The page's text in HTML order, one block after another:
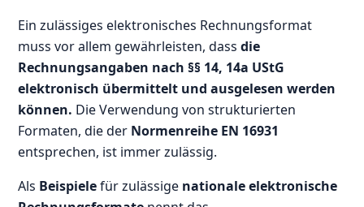
Ein zulässiges elektronisches Rechnungsformat
muss vor allem gewährleisten, dassdie
Rechnungsangaben nach §§ 14, 14a UStG
elektronisch übermittelt und ausgelesen werden
können. Die Verwendung von strukturierten
Formaten, die der Normenreihe EN 16931
entsprechen, ist immer zulässig.
Als Beispielefür zulässige nationale elektronische